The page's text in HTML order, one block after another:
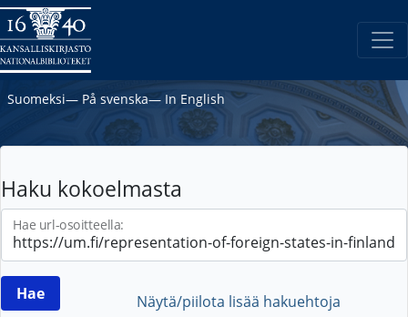
Suomeksi― På svenska― In English
Haku kokoelmasta
Hae url-osoitteella:
Näytä/piilota lisää hakuehtoja